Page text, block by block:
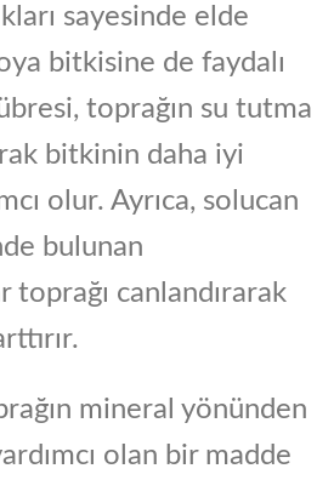
sayesinde elde
bitkisine de faydalı
toprağın su tutma
bitkinin daha iyi
olur. Ayrıca, solucan
bulunan
canlandırarak
mineral yönünden
olan bir madde